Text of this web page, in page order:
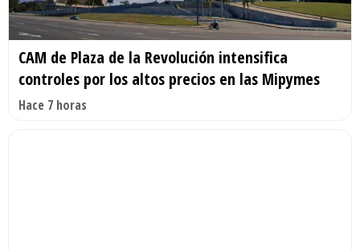
CAM de Plaza de la Revolución intensifica
controles por los altos precios en las Mipymes
Hace 7 horas